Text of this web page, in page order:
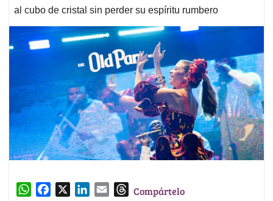
al cubo de cristal sin perder su espíritu rumbero
W
TCompártelo